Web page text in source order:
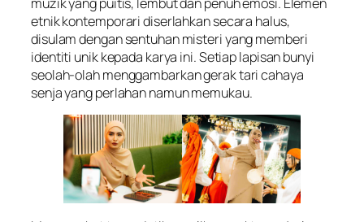
etnik kontemporari diserlahkan secara halus,
disulam dengan sentuhan misteri yang memberi
identiti unik kepada karya ini. Setiap lapisan bunyi
seolah-olah menggambarkan gerak tari cahaya
senja yang perlahan namun memukau.